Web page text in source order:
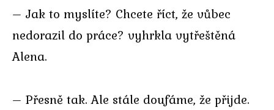
– Jak to myslíte? Chcete říct, že vůbec
nedorazil do práce? vyhrkla vytřeštěná
Alena.
– Přesně tak. Ale stále doufáme, že přijde.